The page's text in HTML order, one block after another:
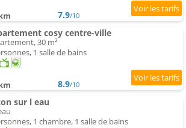
7.9/10
cosy centre-ville
30 m²
1 salle de bains
8.9/10
sur l eau
1 chambre, 1 salle de bains